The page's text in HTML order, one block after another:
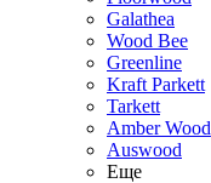
Galathea
Wood Bee
Greenline
Kraft Parkett
Tarkett
Amber Wood
Auswood
Еще